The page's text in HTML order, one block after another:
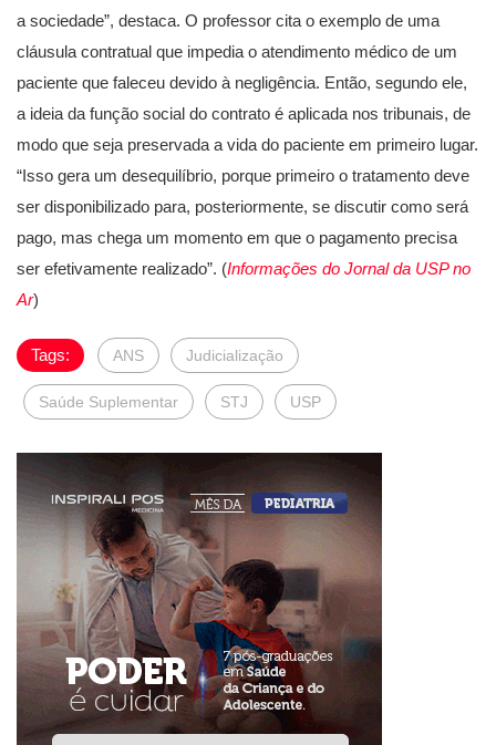
a sociedade”, destaca. O professor cita o exemplo de uma
cláusula contratual que impedia o atendimento médico de um
paciente que faleceu devido à negligência. Então, segundo ele,
a ideia da função social do contrato é aplicada nos tribunais, de
modo que seja preservada a vida do paciente em primeiro lugar.
“Isso gera um desequilíbrio, porque primeiro o tratamento deve
ser disponibilizado para, posteriormente, se discutir como será
pago, mas chega um momento em que o pagamento precisa
ser efetivamente realizado”. (Informações do Jornal da USP no
Ar)
Tags: ANS Judicialização
Saúde Suplementar STJ USP